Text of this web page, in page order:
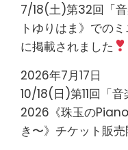
7/18(土)第32回「
トゆりはま》での
に掲載されました
2026年7月17日
10/18(日)第11回「
2026《珠玉の
き〜》チケット販